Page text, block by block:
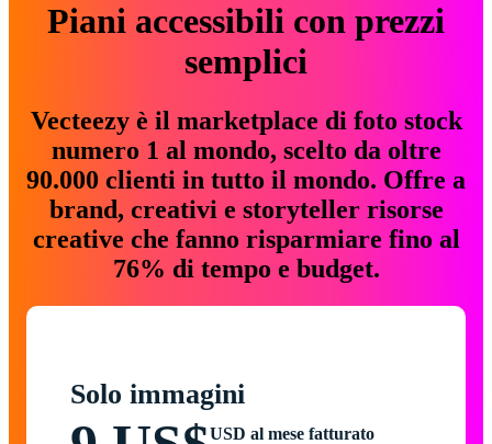
Piani accessibili con prezzi
semplici
Vecteezy è il marketplace di foto stock
numero 1 al mondo, scelto da oltre
90.000 clienti in tutto il mondo. Offre a
brand, creativi e storyteller risorse
creative che fanno risparmiare fino al
76% di tempo e budget.
Solo immagini
USD al mese fatturato